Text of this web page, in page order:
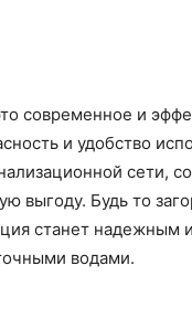
современное и
и удобство
сети,
выгоду. Будь то
станет
водами.